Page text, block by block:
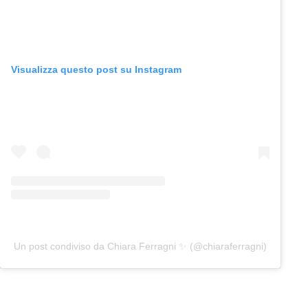
Visualizza questo post su Instagram
Un post condiviso da Chiara Ferragni ✨ (@chiaraferragni)